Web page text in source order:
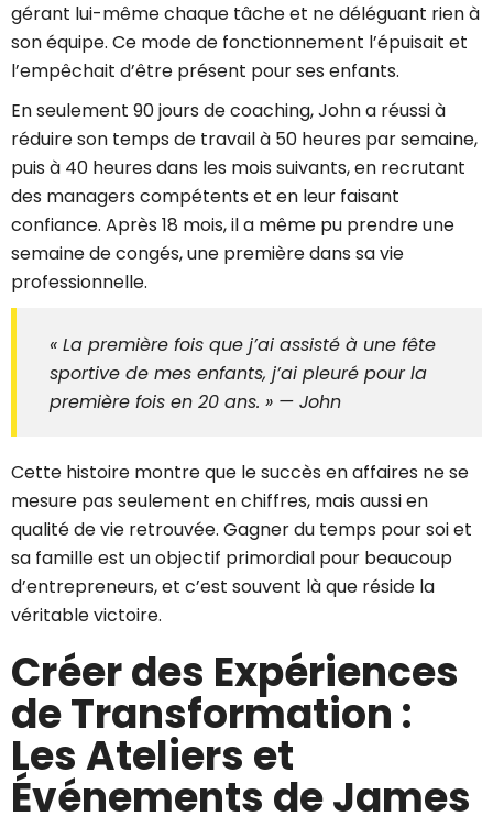
gérant lui-même chaque tâche et ne déléguant rien à
son équipe. Ce mode de fonctionnement l’épuisait et
l’empêchait d’être présent pour ses enfants.
En seulement 90 jours de coaching, John a réussi à
réduire son temps de travail à 50 heures par semaine,
puis à 40 heures dans les mois suivants, en recrutant
des managers compétents et en leur faisant
confiance. Après 18 mois, il a même pu prendre une
semaine de congés, une première dans sa vie
professionnelle.
« La première fois que j’ai assisté à une fête
sportive de mes enfants, j’ai pleuré pour la
première fois en 20 ans. » — John
Cette histoire montre que le succès en affaires ne se
mesure pas seulement en chiffres, mais aussi en
qualité de vie retrouvée. Gagner du temps pour soi et
sa famille est un objectif primordial pour beaucoup
d’entrepreneurs, et c’est souvent là que réside la
véritable victoire.
Créer des Expériences
de Transformation :
Les Ateliers et
Événements de James